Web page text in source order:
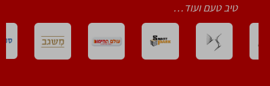
טיב טעם ועוד…